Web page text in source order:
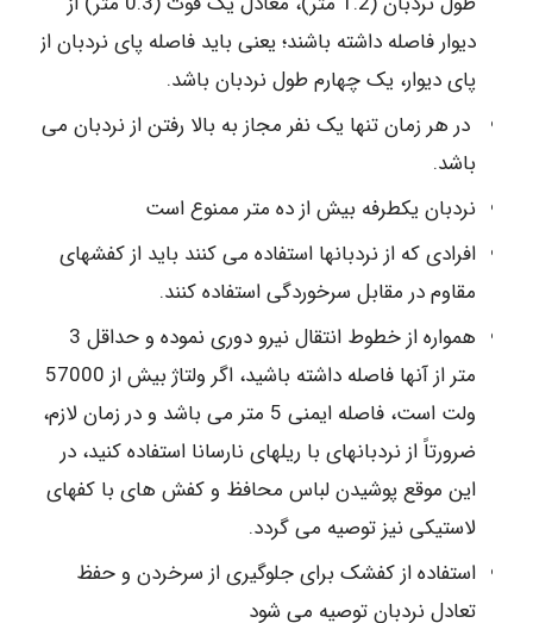
دیوار فاصله داشته باشند؛ یعنی باید فاصله پای نردبان از
پای دیوار، یک چهارم طول نردبان باشد.
در هر زمان تنها یک نفر مجاز به بالا رفتن از نردبان می
باشد.
نردبان یکطرفه بیش از ده متر ممنوع است
افرادی که از نردبانها استفاده می کنند باید از کفشهای
مقاوم در مقابل سرخوردگی استفاده کنند.
همواره از خطوط انتقال نیرو دوری نموده و حداقل 3
متر از آنها فاصله داشته باشید، اگر ولتاژ بیش از 57000
ولت است، فاصله ایمنی 5 متر می باشد و در زمان لازم،
ضرورتاً از نردبانهای با ریلهای نارسانا استفاده کنید، در
این موقع پوشیدن لباس محافظ و کفش های با کفهای
لاستیکی نیز توصیه می گردد.
استفاده از کفشک برای جلوگیری از سرخردن و حفظ
تعادل نردبان توصیه می شود